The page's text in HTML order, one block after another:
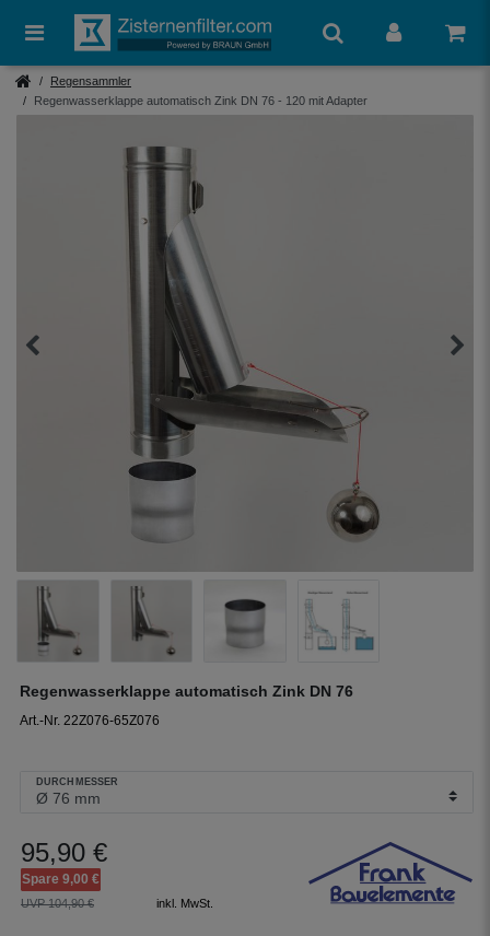
Regensammler
Regenwasserklappe automatisch Zink DN 76 - 120 mit Adapter
Regenwasserklappe automatisch Zink DN 76
Art.-Nr. 22Z076-65Z076
95,90 €
Spare 9,00 €
UVP 104,90 € inkl. MwSt.
DURCHMESSER